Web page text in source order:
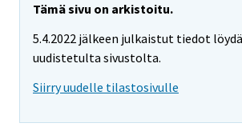
Tämä sivu on arkistoitu.
5.4.2022 jälkeen julkaistut tiedot
uudistetulta sivustolta.
Siirry uudelle tilastosivulle